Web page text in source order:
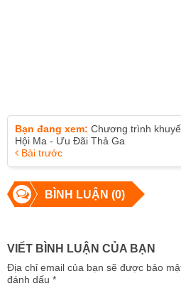
Bạn đang xem: Chương trình
Hội Ma - Ưu Đãi Thả Ga
Bài trước
BÌNH LUẬN (0)
VIẾT BÌNH LUẬN CỦA BẠN
Địa chỉ email của bạn sẽ được bảo
đánh dấu *